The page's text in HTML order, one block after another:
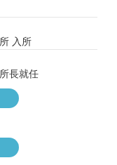
入所
長就任